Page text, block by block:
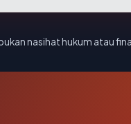
nasihat hukum atau